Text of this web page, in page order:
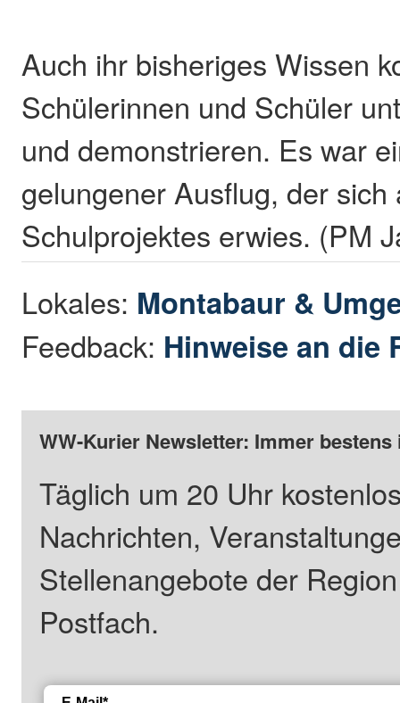
Auch ihr bisheriges Wissen
Schülerinnen und Schüler
und demonstrieren. Es war
gelungener Ausflug, der
Schulprojektes erwies. (PM
Lokales: Montabaur &
Feedback: Hinweise an die
WW-Kurier Newsletter: Immer
Täglich um 20 Uhr
Nachrichten,
Stellenangebote der
Postfach.